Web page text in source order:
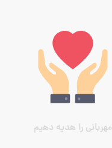
مهربانی را هدیه دهیم